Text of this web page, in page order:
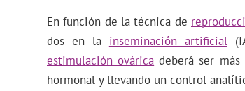
En función de la técnica de
dos en la inseminación artificial
estimulación ovárica deberá ser
hormonal y llevando un control